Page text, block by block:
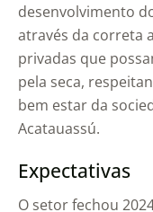
desenvolvimento
através da correta
privadas que
pela seca,
bem estar da
Acatauassú.
Expectativas
O setor fechou